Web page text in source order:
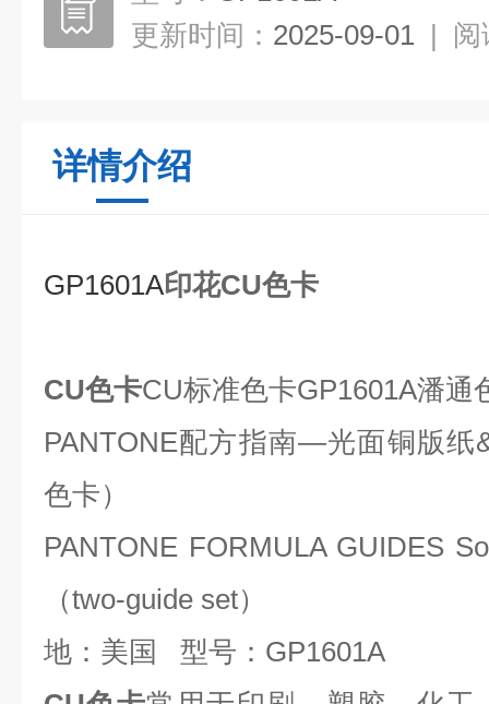
更新时间： 2025-09-01 | 阅
详情介绍
GP1601A印花CU色卡
CU色卡CU标准色卡GP1601A潘通
PANTONE配方指南—光面铜版纸
色卡）
PANTONE FORMULA GUIDES
（two-guide set）
地：美国 型号：GP1601A